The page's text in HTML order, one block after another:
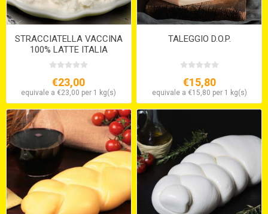
STRACCIATELLA VACCINA
100% LATTE ITALIA
€23,00
equivale a €23,00 per 1 kg(s)
TALEGGIO D.O.P.
€15,80
equivale a €15,80 per 1 kg(s)